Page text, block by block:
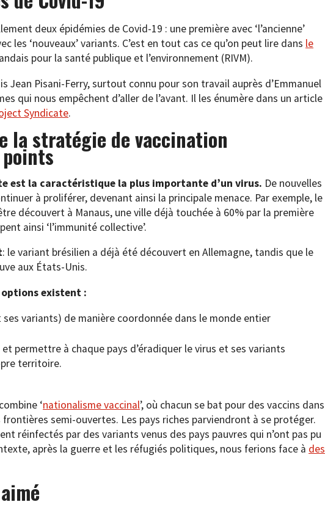
deux épidémies de Covid-19 : une première avec ‘l’ancienne’
les ‘nouveaux’ variants. C’est en tout cas ce qu’on peut lire dans le
pour la santé publique et l’environnement (RIVM).
Jean Pisani-Ferry, surtout connu pour son travail auprès d’Emmanuel
qui nous empêchent d’aller de l’avant. Il les énumère dans un article
Syndicate.
la stratégie de vaccination
est la caractéristique la plus importante d’un virus. De nouvelles
à proliférer, devenant ainsi la principale menace. Par exemple, le
découvert à Manaus, une ville déjà touchée à 60% par la première
ainsi ‘l’immunité collective’.
: le variant brésilien a déjà été découvert en Allemagne, tandis que le
aux États-Unis.
options existent :
variants) de manière coordonnée dans le monde entier
permettre à chaque pays d’éradiquer le virus et ses variants
territoire.
combine ‘nationalisme vaccinal’, où chacun se bat pour des vaccins dans
frontières semi-ouvertes. Les pays riches parviendront à se protéger.
réinfectés par des variants venus des pays pauvres qui n’ont pas pu
après la guerre et les réfugiés politiques, nous ferions face à des